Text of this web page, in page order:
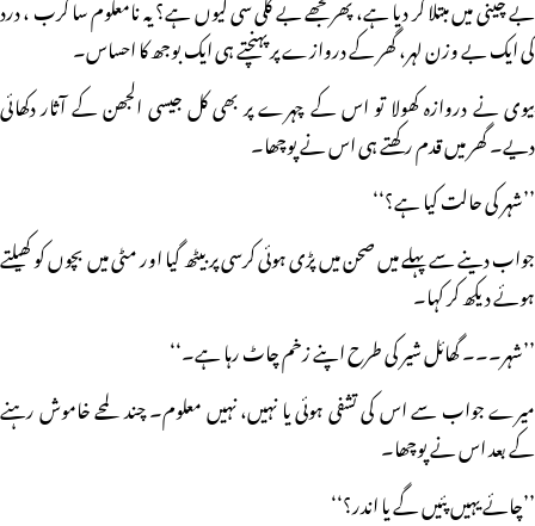
کی ایک بے وزن لہر، گھر کے دروازے پر پہنچتے ہی ایک بوجھ کا احساس۔
بیوی نے دروازہ کھولا تو اس کے چہرے پر بھی کل جیسی الجھن کے آثار دکھائی
دیے۔ گھر میں قدم رکھتے ہی اس نے پوچھا۔
’’شہر کی حالت کیا ہے؟‘‘
جواب دینے سے پہلے میں صحن میں پڑی ہوئی کرسی پر بیٹھ گیا اور مٹی میں بچوں کو کھیلتے
ہوئے دیکھ کر کہا۔
’’شہر۔۔۔ گھائل شیر کی طرح اپنے زخم چاٹ رہا ہے۔‘‘
میرے جواب سے اس کی تشفی ہوئی یا نہیں، نہیں معلوم۔ چند لمحے خاموش رہنے
کے بعد اس نے پوچھا۔
’’چائے یہیں پئیں گے یا اندر؟‘‘